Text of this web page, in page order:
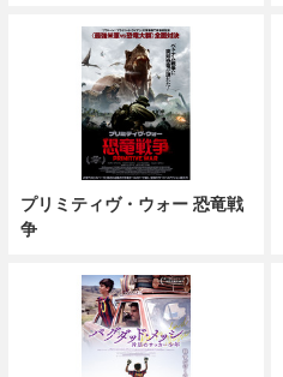
プリミティヴ・ウォー 恐竜戦
争